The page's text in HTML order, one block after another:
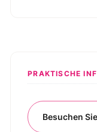
PRAKTISCHE
Besuchen